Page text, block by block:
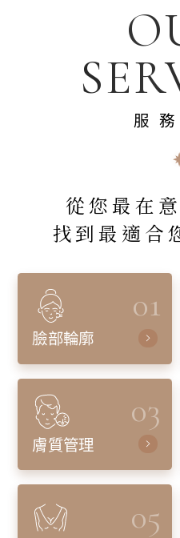
服
從您最在
找到最適合
01
臉部輪廓
03
膚質管理
05